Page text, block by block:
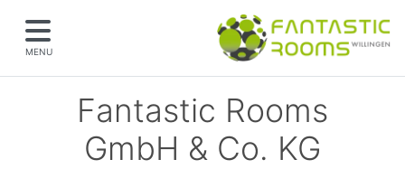
MENU
Fantastic Rooms
GmbH & Co. KG